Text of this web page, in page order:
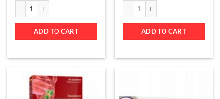
ADD TO CART ADD TO CART